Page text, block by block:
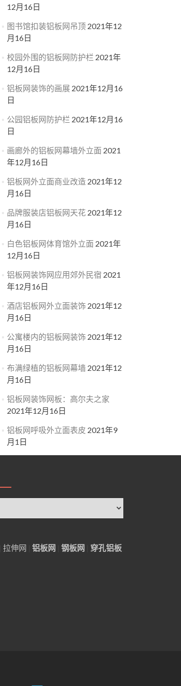
12月16日
图书馆扣装铝板网吊顶 2021年12
月16日
校园外围的铝板网防护栏 2021年
12月16日
铝板网装饰的画展 2021年12月16
日
公园铝板网防护栏 2021年12月16
日
画廊外的铝板网幕墙外立面 2021
年12月16日
铝板网外立面商业改造 2021年12
月16日
品牌服装店铝板网天花 2021年12
月16日
白色铝板网体育馆外立面 2021年
12月16日
铝板网装饰网应用郊外民宿 2021
年12月16日
酒店铝板网外立面装饰 2021年12
月16日
公寓楼内的铝板网装饰 2021年12
月16日
布满绿植的铝板网幕墙 2021年12
月16日
铝板网装饰网板：高尔夫之家
2021年12月16日
铝板网呼吸外立面表皮 2021年9
月1日
拉伸网 铝板网 钢板网 穿孔铝板